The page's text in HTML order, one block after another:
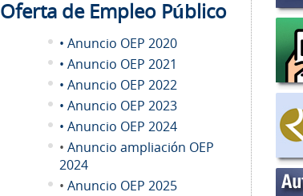
Oferta de Empleo Público
• Anuncio OEP 2020
• Anuncio OEP 2021
• Anuncio OEP 2022
• Anuncio OEP 2023
• Anuncio OEP 2024
• Anuncio ampliación OEP
2024
• Anuncio OEP 2025